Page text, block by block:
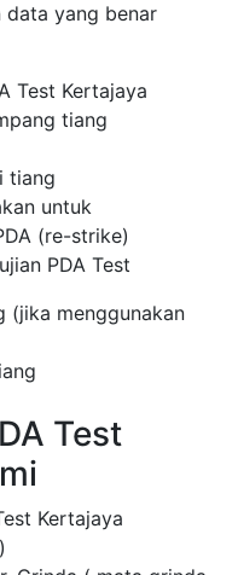
data yang benar
Test Kertajaya
tiang
tiang
untuk
(re-strike)
PDA Test
(jika menggunakan
Test
Kertajaya